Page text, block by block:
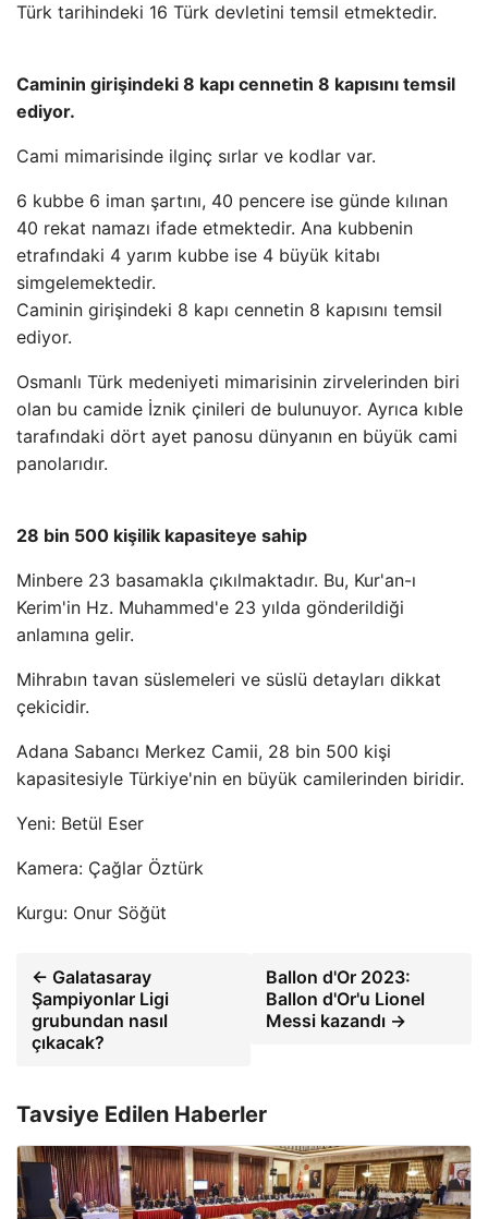
Türk tarihindeki 16 Türk devletini temsil etmektedir.
Caminin girişindeki 8 kapı cennetin 8 kapısını temsil
ediyor.
Cami mimarisinde ilginç sırlar ve kodlar var.
6 kubbe 6 iman şartını, 40 pencere ise günde kılınan
40 rekat namazı ifade etmektedir. Ana kubbenin
etrafındaki 4 yarım kubbe ise 4 büyük kitabı
simgelemektedir.
Caminin girişindeki 8 kapı cennetin 8 kapısını temsil
ediyor.
Osmanlı Türk medeniyeti mimarisinin zirvelerinden biri
olan bu camide İznik çinileri de bulunuyor. Ayrıca kıble
tarafındaki dört ayet panosu dünyanın en büyük cami
panolarıdır.
28 bin 500 kişilik kapasiteye sahip
Minbere 23 basamakla çıkılmaktadır. Bu, Kur'an-ı
Kerim'in Hz. Muhammed'e 23 yılda gönderildiği
anlamına gelir.
Mihrabın tavan süslemeleri ve süslü detayları dikkat
çekicidir.
Adana Sabancı Merkez Camii, 28 bin 500 kişi
kapasitesiyle Türkiye'nin en büyük camilerinden biridir.
Yeni: Betül Eser
Kamera: Çağlar Öztürk
Kurgu: Onur Söğüt
← Galatasaray
Şampiyonlar Ligi
grubundan nasıl
çıkacak?
Ballon d'Or 2023:
Ballon d'Or'u Lionel
Messi kazandı →
Tavsiye Edilen Haberler